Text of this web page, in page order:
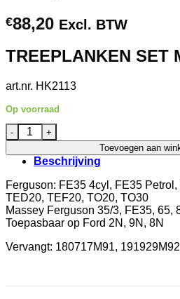
€88,20 Excl. BTW
TREEPLANKEN SET
art.nr. HK2113
Op voorraad
art.nr. HK2113 TREEPLANKEN
Toevoegen aan
Beschrijving
Ferguson: FE35 4cyl, FE35
TED20, TEF20, TO20, TO30
Massey Ferguson 35/3, FE35, 65,
Toepasbaar op Ford 2N, 9N, 8N
Vervangt: 180717M91,